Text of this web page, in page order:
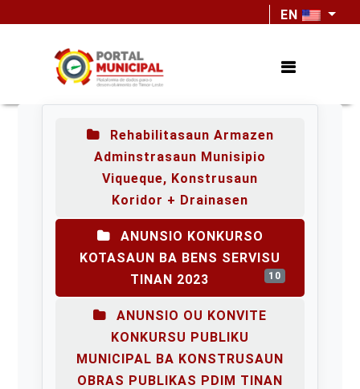
EN
Rehabilitasaun Armazen
Adminstrasaun Munisipio
Viqueque, Konstrusaun
Koridor + Drainasen
ANUNSIO KONKURSO
KOTASAUN BA BENS SERVISU
TINAN 2023
10
ANUNSIO OU KONVITE
KONKURSU PUBLIKU
MUNICIPAL BA KONSTRUSAUN
OBRAS PUBLIKAS PDIM TINAN